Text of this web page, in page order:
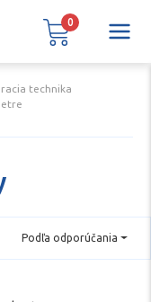
technika
Podľa odporúčania
0